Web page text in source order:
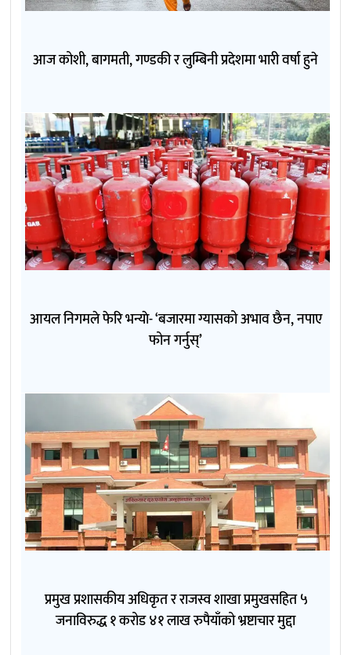
आज कोशी, बागमती, गण्डकी र लुम्बिनी प्रदेशमा भारी वर्षा हुने
आयल निगमले फेरि भन्याे- ‘बजारमा ग्यासको अभाव छैन, नपाए
फोन गर्नुस्’
प्रमुख प्रशासकीय अधिकृत र राजस्व शाखा प्रमुखसहित ५
जनाविरुद्ध १ करोड ४१ लाख रुपैयाँको भ्रष्टाचार मुद्दा